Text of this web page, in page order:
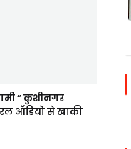
” कुशीनगर
ऑडियो से खाकी